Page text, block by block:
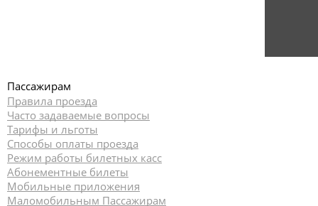
Пассажирам
Правила проезда
Часто задаваемые вопросы
Тарифы и льготы
Способы оплаты проезда
Режим работы билетных касс
Абонементные билеты
Мобильные приложения
Маломобильным Пассажирам